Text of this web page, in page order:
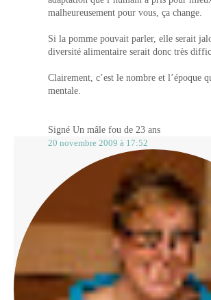
malheureusement pour vous, ça change.
Si la pomme pouvait parler, elle serait
diversité alimentaire serait donc très
Clairement, c’est le nombre et l’époque
mentale.
Signé Un mâle fou de 23 ans
20 novembre 2009 à 17:52